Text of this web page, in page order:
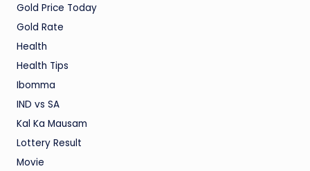
Gold Price Today
Gold Rate
Health
Health Tips
Ibomma
IND vs SA
Kal Ka Mausam
Lottery Result
Movie